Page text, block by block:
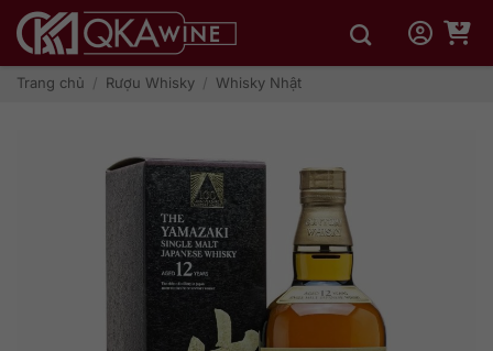
qua
dungTrang chủ / Rượu Whisky / Whisky Nhật